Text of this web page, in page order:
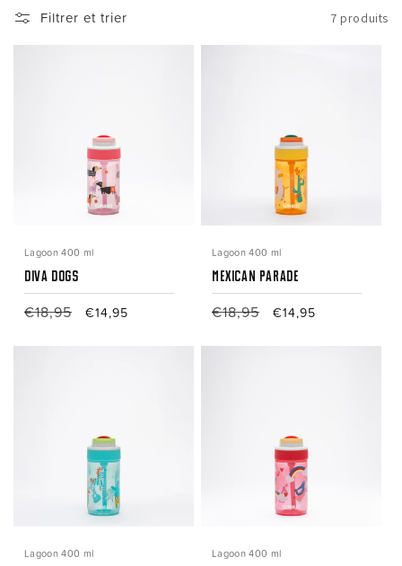
:
Filtrer et trier 7 produits
Lagoon 400 ml
Diva Dogs
Prix
€18,95
Prix
€14,95
Lagoon 400 ml
Mexican Parade
Prix
€18,95
Prix
€14,95
Lagoon 400 ml
Lagoon 400 ml